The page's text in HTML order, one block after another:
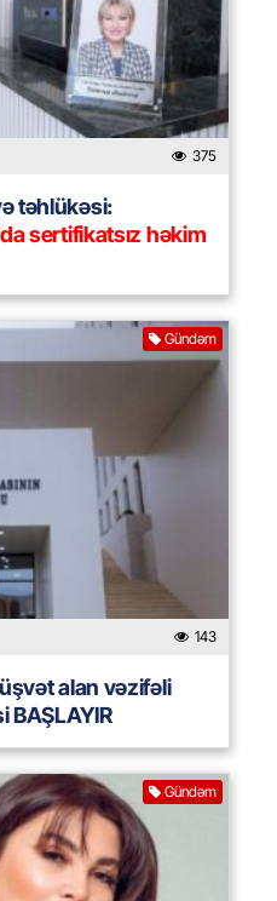
375
təhlükəsi:
sertifikatsız həkim
Gündəm
143
alan vəzifəli
BAŞLAYIR
Gündəm